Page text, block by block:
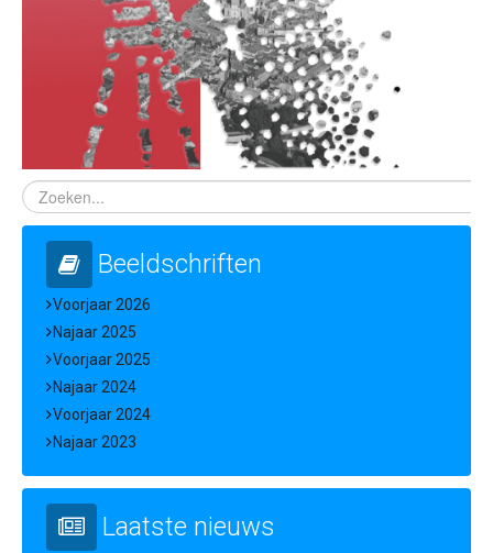
Beeldschriften
Voorjaar 2026
Najaar 2025
Voorjaar 2025
Najaar 2024
Voorjaar 2024
Najaar 2023
Laatste nieuws